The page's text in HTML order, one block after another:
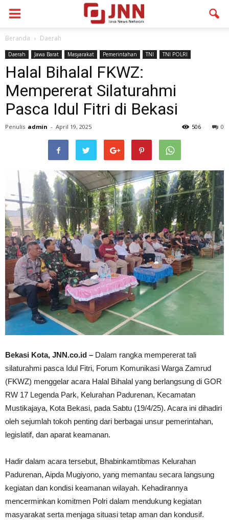
Beranda Daerah
Daerah Jawa Barat Masyarakat Pemerintahan TNI TNI POLRI
Halal Bihalal FKWZ:
Mempererat Silaturahmi
Pasca Idul Fitri di Bekasi
Penulis admin - April 19, 2025 0
506
Bekasi Kota, JNN.co.id – Dalam rangka mempererat tali
silaturahmi pasca Idul Fitri, Forum Komunikasi Warga Zamrud
(FKWZ) menggelar acara Halal Bihalal yang berlangsung di GOR
RW 17 Legenda Park, Kelurahan Padurenan, Kecamatan
Mustikajaya, Kota Bekasi, pada Sabtu (19/4/25). Acara ini dihadiri
oleh sejumlah tokoh penting dari berbagai unsur pemerintahan,
legislatif, dan aparat keamanan.
Hadir dalam acara tersebut, Bhabinkamtibmas Kelurahan
Padurenan, Aipda Mugiyono, yang memantau secara langsung
kegiatan dan kondisi keamanan wilayah. Kehadirannya
mencerminkan komitmen Polri dalam mendukung kegiatan
masyarakat serta menjaga situasi tetap aman dan kondusif.